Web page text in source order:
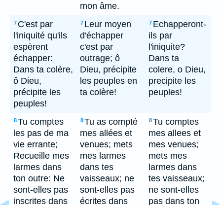
mon âme.
7 C'est par
l'iniquité qu'ils
espèrent
échapper:
Dans ta colère,
ô Dieu,
précipite les
peuples!
7 Leur moyen
d'échapper
c'est par
outrage; ô
Dieu, précipite
les peuples en
ta colère!
7 Echapperont-
ils par
l'iniquite?
Dans ta
colere, o Dieu,
precipite les
peuples!
8Tu comptes
les pas de ma
vie errante;
Recueille mes
larmes dans
ton outre: Ne
sont-elles pas
inscrites dans
8Tu as compté
mes allées et
venues; mets
mes larmes
dans tes
vaisseaux; ne
sont-elles pas
écrites dans
8Tu comptes
mes allees et
mes venues;
mets mes
larmes dans
tes vaisseaux;
ne sont-elles
pas dans ton